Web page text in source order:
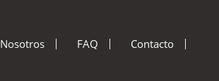
Nosotros FAQ Contacto